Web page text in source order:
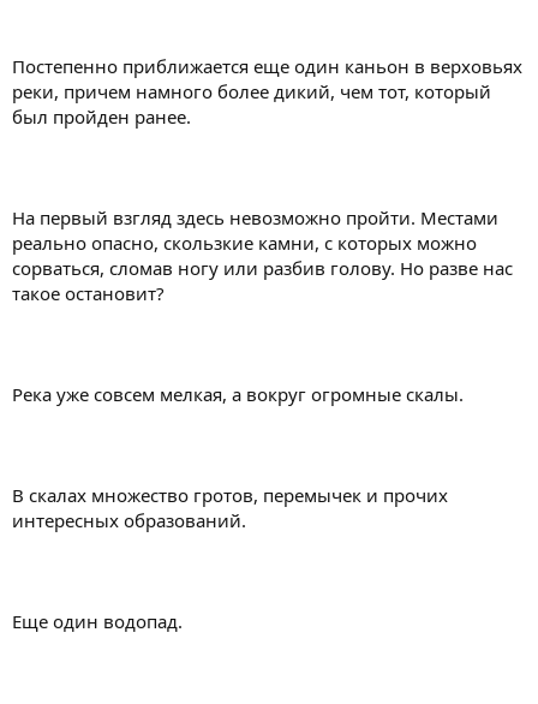
Постепенно приближается еще один каньон в верховьях
реки, причем намного более дикий, чем тот, который
был пройден ранее.
На первый взгляд здесь невозможно пройти. Местами
реально опасно, скользкие камни, с которых можно
сорваться, сломав ногу или разбив голову. Но разве нас
такое остановит?
Река уже совсем мелкая, а вокруг огромные скалы.
В скалах множество гротов, перемычек и прочих
интересных образований.
Еще один водопад.